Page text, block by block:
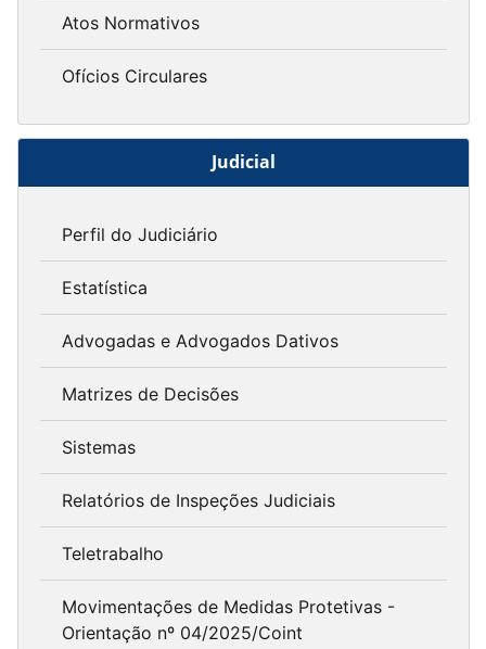
Atos Normativos
Ofícios Circulares
Judicial
Perfil do Judiciário
Estatística
Advogadas e Advogados Dativos
Matrizes de Decisões
Sistemas
Relatórios de Inspeções Judiciais
Teletrabalho
Movimentações de Medidas Protetivas -
Orientação nº 04/2025/Coint